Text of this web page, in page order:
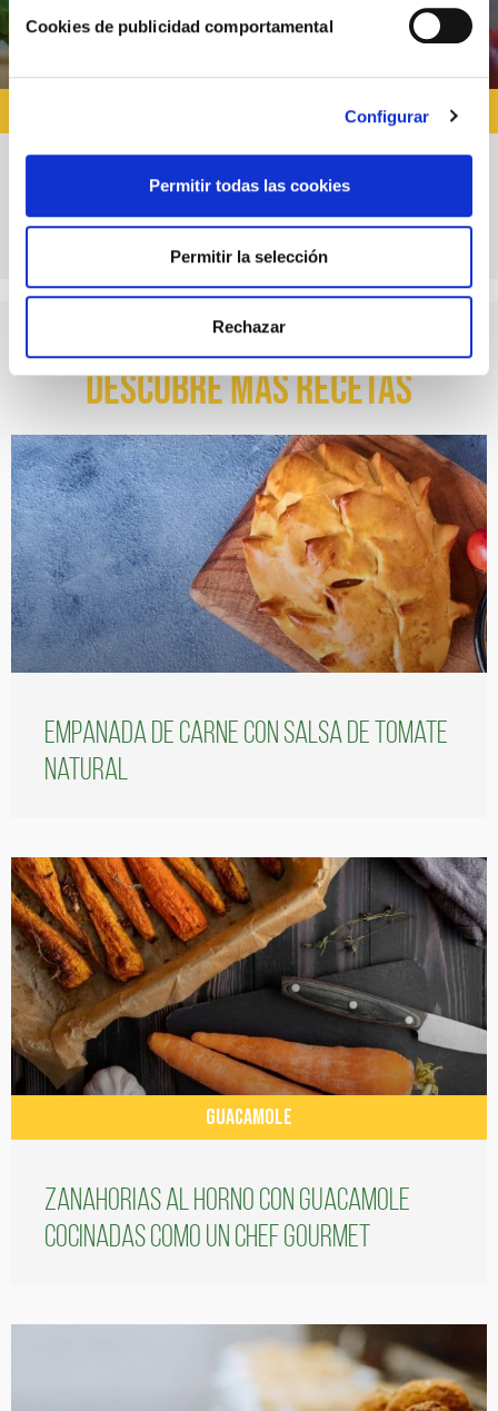
Cookies de publicidad comportamental
Configurar
Permitir todas las cookies
Permitir la selección
Rechazar
Hamburguesas de pollo: 3 opciones low fat
sabrosas y fáciles
Descubre más recetas
Empanada de carne con salsa de tomate
natural
GUACAMOLE
Zanahorias al horno con guacamole
cocinadas como un chef gourmet